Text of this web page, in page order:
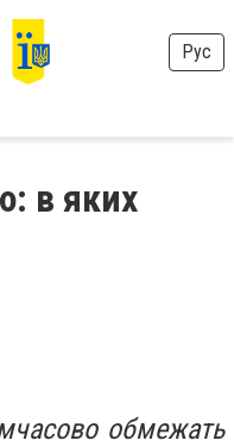
Рус
в яких
обмежать